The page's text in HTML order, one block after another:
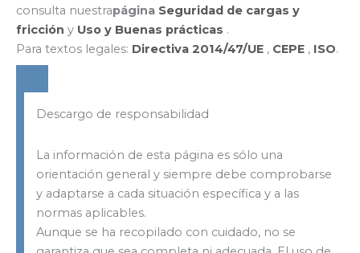
consulta nuestrapágina Seguridad de cargas y
fricción y Uso y Buenas prácticas .
Para textos legales: Directiva 2014/47/UE , CEPE , ISO.
Descargo de responsabilidad
La información de esta página es sólo una
orientación general y siempre debe comprobarse
y adaptarse a cada situación específica y a las
normas aplicables.
Aunque se ha recopilado con cuidado, no se